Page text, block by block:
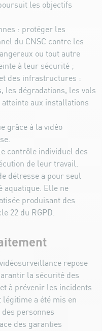
les objectifs
: protéger les
du CNSC contre les
ou tout autre
à leur sécurité ;
des infrastructures :
les dégradations, les vols
aux installations
grâce à la vidéo
contrôle individuel des
de leur travail.
détresse a pour seul
aquatique. Elle ne
produisant des
22 du RGPD.
repose
la sécurité des
à prévenir les incidents
légitime a été mis en
personnes
des garanties